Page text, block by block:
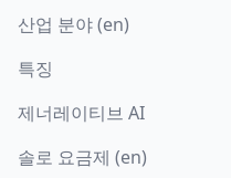
산업 분야 (en)
특징
제너레이티브 AI
솔로 요금제 (en)